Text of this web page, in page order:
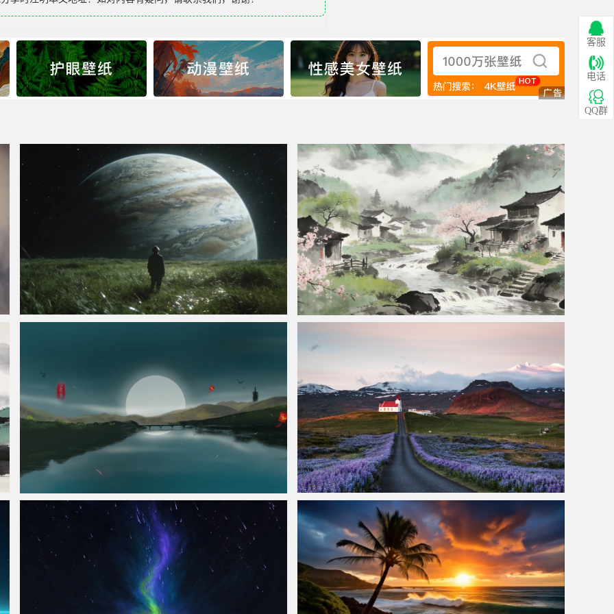
七夕 厚涂 山水画 忘忧草 5K高清壁纸 5120x2880 斯奈山半岛,日出时的羽扇豆田和教堂 4k风景壁纸 3840*2160
客服
电话
QQ群